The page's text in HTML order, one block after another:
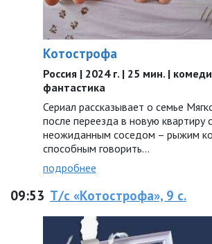
Котострофа
Россия | 2024 г. | 25 мин. |
фантастика
Сериал рассказывает о семье
после переезда в новую квартиру
неожиданным соседом – рыжим
способным говорить…
подробнее
09:53 Т/с «Котострофа», 9 с.